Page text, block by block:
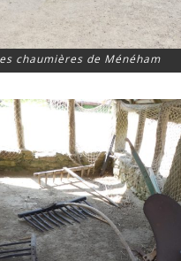
chaumières de Ménéham